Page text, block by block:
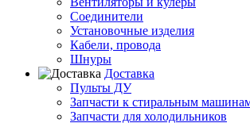
Соединители
Установочные изделия
Кабели, провода
Шнуры
Доставка
Пульты ДУ
Запчасти к стиральным
Запчасти для холодильников